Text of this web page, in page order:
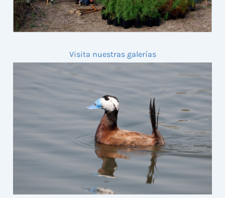
Visita nuestras galerías